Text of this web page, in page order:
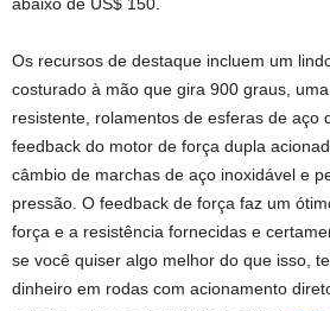
Os recursos de destaque incluem um
costurado à mão que gira 900 graus,
resistente, rolamentos de esferas de aço
feedback do motor de força dupla
câmbio de marchas de aço inoxidável e
pressão. O feedback de força faz um
força e a resistência fornecidas e
se você quiser algo melhor do que isso,
dinheiro em rodas com acionamento